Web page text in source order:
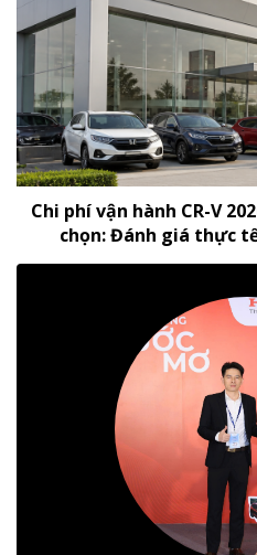
Chi phí vận hành CR-V
chọn: Đánh giá thực